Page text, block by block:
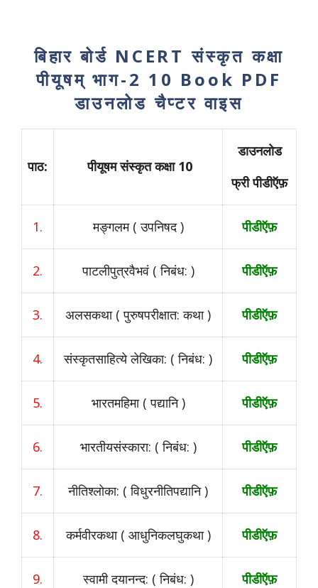
बिहार बोर्ड NCERT संस्कृत कक्षा
पीयूषम् भाग-2 10 Book PDF
डाउनलोड चैप्टर वाइस
पाठ: पीयूषम संस्कृत कक्षा 10
डाउनलोड
फ्री पीडीऍफ़
1. मङ्गलम ( उपनिषद ) पीडीऍफ़
2. पाटलीपुत्रवैभवं ( निबंध: ) पीडीऍफ़
3. अलसकथा ( पुरुषपरीक्षात: कथा ) पीडीऍफ़
4. संस्कृतसाहित्ये लेखिका: ( निबंध: ) पीडीऍफ़
5. भारतमहिमा ( पद्यानि ) पीडीऍफ़
6. भारतीयसंस्कारा: ( निबंध: ) पीडीऍफ़
7. नीतिश्लोका: (विधुरनीतिपद्यानि) पीडीऍफ़
8. कर्मवीरकथा ( आधुनिकलघुकथा ) पीडीऍफ़
9. स्वामी दयानन्द: ( निबंध: ) पीडीऍफ़